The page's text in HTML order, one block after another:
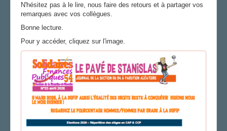
N'hésitez pas à le lire, nous faire des retours et à partager vos
remarques avec vos collègues.
Bonne lecture.
Pour y accéder, cliquez sur l'image.